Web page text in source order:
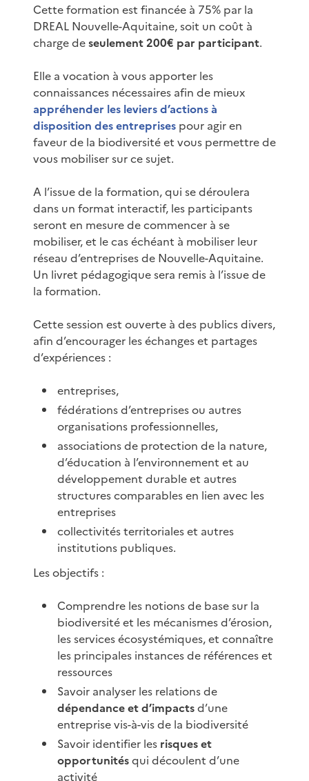
Cette formation est financée à 75% par la
DREAL Nouvelle-Aquitaine, soit un coût à
charge deseulement 200€ par participant.
Elle a vocation à vous apporter les
connaissances nécessaires afin de mieux
appréhender les leviers d’actions à
disposition des entreprises pour agir en
faveur de la biodiversité et vous permettre de
vous mobiliser sur ce sujet.
A l’issue de la formation, qui se déroulera
dans un format interactif, les participants
seront en mesure de commencer à se
mobiliser, et le cas échéant à mobiliser leur
réseau d’entreprises de Nouvelle-Aquitaine.
Un livret pédagogique sera remis à l’issue de
la formation.
Cette session est ouverte à des publics divers,
afin d’encourager les échanges et partages
d’expériences :
entreprises,
fédérations d’entreprises ou autres
organisations professionnelles,
associations de protection de la nature,
d’éducation à l’environnement et au
développement durable et autres
structures comparables en lien avec les
entreprises
collectivités territoriales et autres
institutions publiques.
Les objectifs :
Comprendre les notions de base sur la
biodiversité et les mécanismes d’érosion,
les services écosystémiques, et connaître
les principales instances de références et
ressources
Savoir analyser les relations de
dépendance et d’impactsd’une
entreprise vis-à-vis de la biodiversité
Savoir identifier les risques et
opportunitésqui découlent d’une
activité